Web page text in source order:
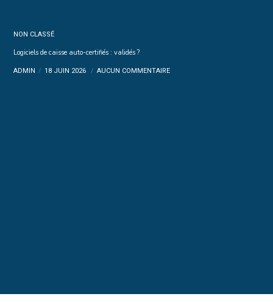
NON CLASSÉ
Logiciels de caisse auto-certifiés : validés ?
ADMIN 18 JUIN 2026 AUCUN COMMENTAIRE